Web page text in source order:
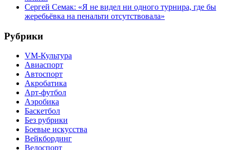
Сергей Семак: «Я не видел ни одного турнира, где бы
жеребьёвка на пенальти отсутствовала»
Рубрики
VM-Культура
Авиаспорт
Автоспорт
Акробатика
Арт-футбол
Аэробика
Баскетбол
Без рубрики
Боевые искусства
Вейкбординг
Велоспорт